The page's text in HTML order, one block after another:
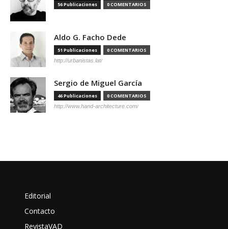
56 Publicaciones 0 COMENTARIOS
Aldo G. Facho Dede
51 Publicaciones 0 COMENTARIOS
http://urbanistas.lat/
Sergio de Miguel García
46 Publicaciones 0 COMENTARIOS
http://www.hand-architecture.com/
Editorial
Contacto
RevistaVAD